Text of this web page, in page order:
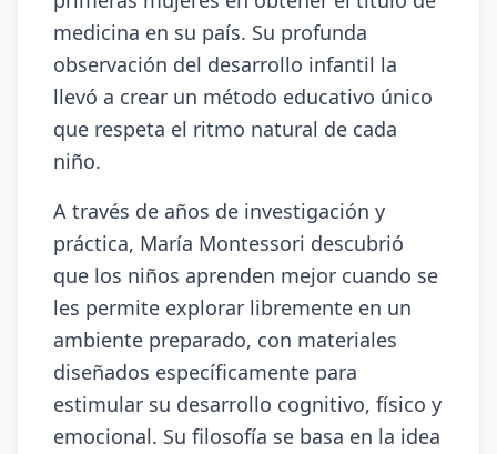
medicina en su país. Su profunda
observación del desarrollo infantil la
llevó a crear un método educativo único
que respeta el ritmo natural de cada
niño.
A través de años de investigación y
práctica, María Montessori descubrió
que los niños aprenden mejor cuando se
les permite explorar libremente en un
ambiente preparado, con materiales
diseñados específicamente para
estimular su desarrollo cognitivo, físico y
emocional. Su filosofía se basa en la idea